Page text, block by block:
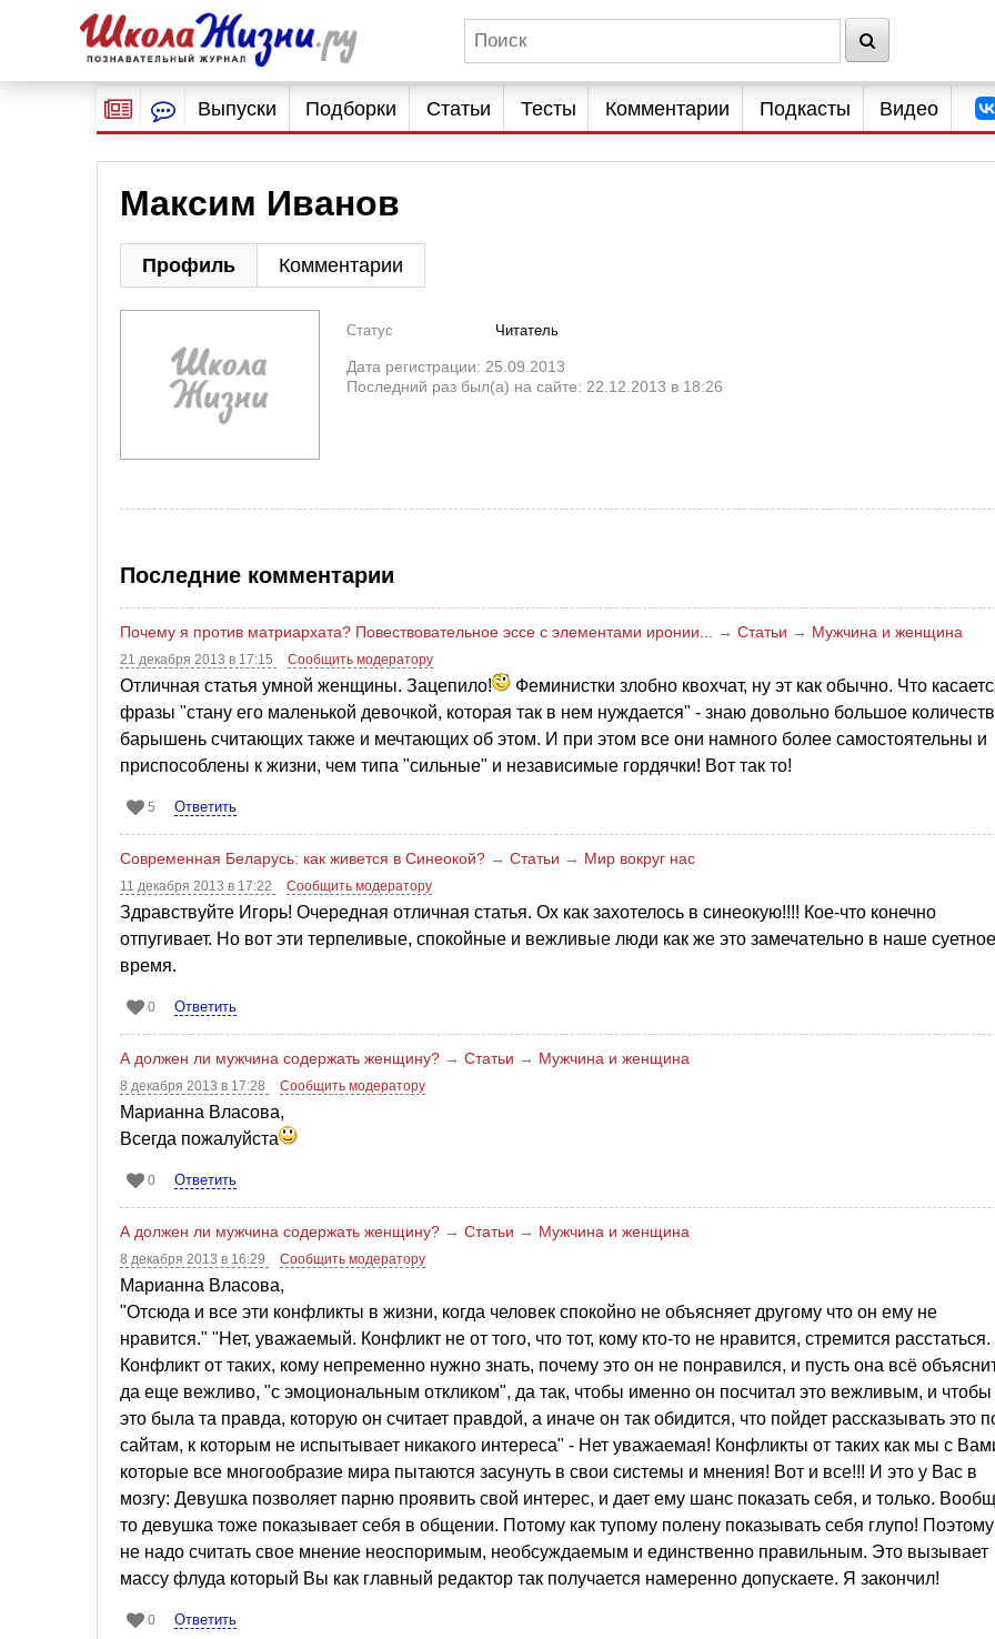
Выпуски Подборки Статьи Тесты Комментарии Подкасты Видео
Максим Иванов
Профиль Комментарии
Статус Читатель
Дата регистрации: 25.09.2013
Последний раз был(а) на сайте: 22.12.2013 в 18:26
Последние комментарии
Почему я против матриархата? Повествовательное эссе с элементами иронии... → Статьи → Мужчина и женщина
21 декабря 2013 в 17:15 Сообщить модератору
Отличная статья умной женщины. Зацепило!
Феминистки злобно квохчат, ну эт как обычно. Что
фразы "стану его маленькой девочкой, которая так в нем нуждается" - знаю довольно большое
барышень считающих также и мечтающих об этом. И при этом все они намного более самостоятельны и
приспособлены к жизни, чем типа "сильные" и независимые гордячки! Вот так то!
5 Ответить
Современная Беларусь: как живется в Синеокой? → Статьи → Мир вокруг нас
11 декабря 2013 в 17:22 Сообщить модератору
Здравствуйте Игорь! Очередная отличная статья. Ох как захотелось в синеокую!!!! Кое-что конечно
отпугивает. Но вот эти терпеливые, спокойные и вежливые люди как же это замечательно в наше суетное
время.
0 Ответить
А должен ли мужчина содержать женщину? → Статьи → Мужчина и женщина
8 декабря 2013 в 17:28 Сообщить модератору
Марианна Власова,
Всегда пожалуйста
0 Ответить
А должен ли мужчина содержать женщину? → Статьи → Мужчина и женщина
8 декабря 2013 в 16:29 Сообщить модератору
Марианна Власова,
"Отсюда и все эти конфликты в жизни, когда человек спокойно не объясняет другому что он ему не
нравится." "Нет, уважаемый. Конфликт не от того, что тот, кому кто-то не нравится, стремится расстаться.
Конфликт от таких, кому непременно нужно знать, почему это он не понравился, и пусть она всё
да еще вежливо, "с эмоциональным откликом", да так, чтобы именно он посчитал это вежливым, и чтобы
это была та правда, которую он считает правдой, а иначе он так обидится, что пойдет рассказывать это
сайтам, к которым не испытывает никакого интереса" - Нет уважаемая! Конфликты от таких как мы с
которые все многообразие мира пытаются засунуть в свои системы и мнения! Вот и все!!! И это у Вас в
мозгу: Девушка позволяет парню проявить свой интерес, и дает ему шанс показать себя, и только.
то девушка тоже показывает себя в общении. Потому как тупому полену показывать себя глупо! Поэтому
не надо считать свое мнение неоспоримым, необсуждаемым и единственно правильным. Это вызывает
массу флуда который Вы как главный редактор так получается намеренно допускаете. Я закончил!
0 Ответить